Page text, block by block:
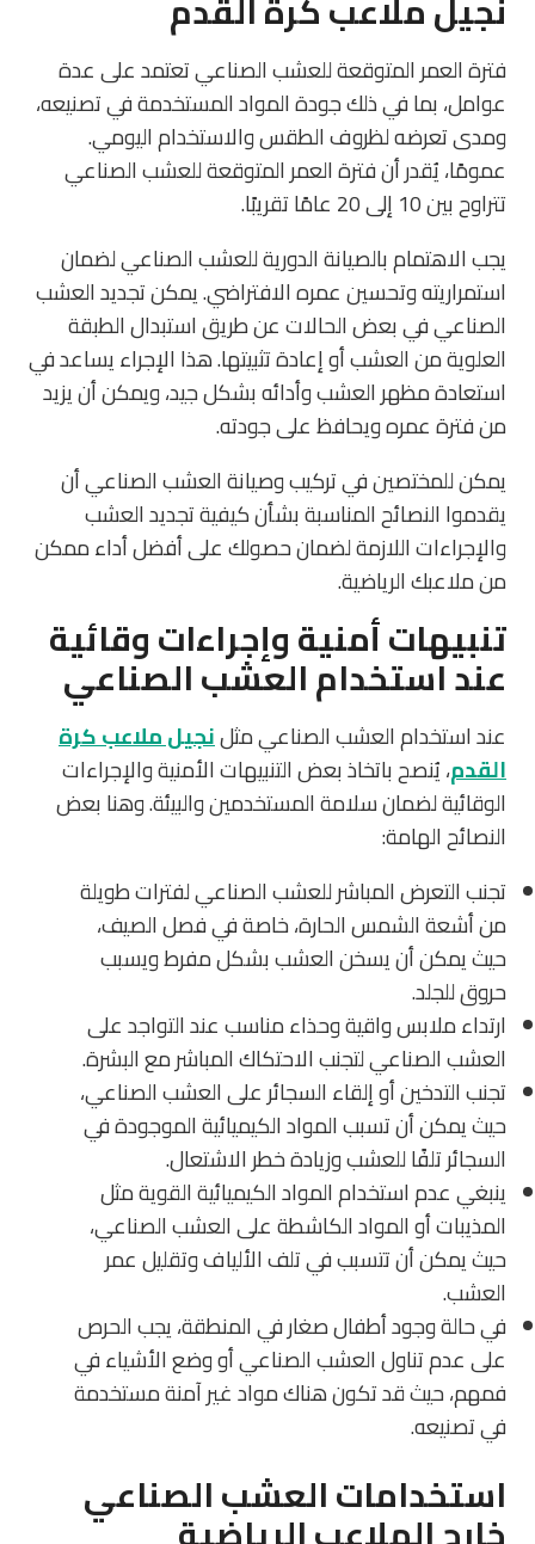
فترة العمر المتوقعة للعشب الصناعي تعتمد على عدة
عوامل، بما في ذلك جودة المواد المستخدمة في تصنيعه،
ومدى تعرضه لظروف الطقس والاستخدام اليومي.
عمومًا، يُقدر أن فترة العمر المتوقعة للعشب الصناعي
تتراوح بين 10 إلى 20 عامًا تقريبًا.
يجب الاهتمام بالصيانة الدورية للعشب الصناعي لضمان
استمراريته وتحسين عمره الافتراضي. يمكن تجديد العشب
الصناعي في بعض الحالات عن طريق استبدال الطبقة
العلوية من العشب أو إعادة تثبيتها. هذا الإجراء يساعد في
استعادة مظهر العشب وأدائه بشكل جيد، ويمكن أن يزيد
من فترة عمره ويحافظ على جودته.
يمكن للمختصين في تركيب وصيانة العشب الصناعي أن
يقدموا النصائح المناسبة بشأن كيفية تجديد العشب
والإجراءات اللازمة لضمان حصولك على أفضل أداء ممكن
من ملاعبك الرياضية.
تنبيهات أمنية وإجراءات وقائية
عند استخدام العشب الصناعي
عند استخدام العشب الصناعي مثلنجيل ملاعب كرة
القدم، يُنصح باتخاذ بعض التنبيهات الأمنية والإجراءات
الوقائية لضمان سلامة المستخدمين والبيئة. وهنا بعض
النصائح الهامة:
تجنب التعرض المباشر للعشب الصناعي لفترات طويلة
من أشعة الشمس الحارة، خاصة في فصل الصيف،
حيث يمكن أن يسخن العشب بشكل مفرط ويسبب
حروق للجلد.
ارتداء ملابس واقية وحذاء مناسب عند التواجد على
العشب الصناعي لتجنب الاحتكاك المباشر مع البشرة.
تجنب التدخين أو إلقاء السجائر على العشب الصناعي،
حيث يمكن أن تسبب المواد الكيميائية الموجودة في
السجائر تلفًا للعشب وزيادة خطر الاشتعال.
ينبغي عدم استخدام المواد الكيميائية القوية مثل
المذيبات أو المواد الكاشطة على العشب الصناعي،
حيث يمكن أن تتسبب في تلف الألياف وتقليل عمر
العشب.
في حالة وجود أطفال صغار في المنطقة، يجب الحرص
على عدم تناول العشب الصناعي أو وضع الأشياء في
فمهم، حيث قد تكون هناك مواد غير آمنة مستخدمة
في تصنيعه.
استخدامات العشب الصناعي